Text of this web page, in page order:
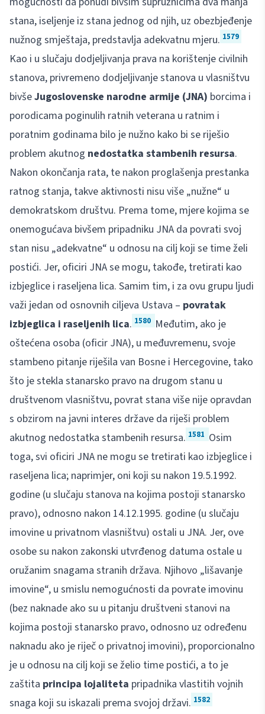
stana, iseljenje iz stana jednog od njih, uz obezbjeđenje
nužnog smještaja, predstavlja adekvatnu mjeru. 1579
Kao i u slučaju dodjeljivanja prava na korištenje civilnih
stanova, privremeno dodjeljivanje stanova u vlasništvu
bivšeJugoslovenske narodne armije (JNA) borcima i
porodicama poginulih ratnih veterana u ratnim i
poratnim godinama bilo je nužno kako bi se riješio
problem akutnog nedostatka stambenih resursa.
Nakon okončanja rata, te nakon proglašenja prestanka
ratnog stanja, takve aktivnosti nisu više „nužne“ u
demokratskom društvu. Prema tome, mjere kojima se
onemogućava bivšem pripadniku JNA da povrati svoj
stan nisu „adekvatne“ u odnosu na cilj koji se time želi
postići. Jer, oficiri JNA se mogu, takođe, tretirati kao
izbjeglice i raseljena lica. Samim tim, i za ovu grupu ljudi
važi jedan od osnovnih ciljeva Ustava – povratak
izbjeglica i raseljenih lica. 1580 Međutim, ako je
oštećena osoba (oficir JNA), u međuvremenu, svoje
stambeno pitanje riješila van Bosne i Hercegovine, tako
što je stekla stanarsko pravo na drugom stanu u
društvenom vlasništvu, povrat stana više nije opravdan
s obzirom na javni interes države da riješi problem
akutnog nedostatka stambenih resursa. 1581 Osim
toga, svi oficiri JNA ne mogu se tretirati kao izbjeglice i
raseljena lica; naprimjer, oni koji su nakon 19.5.1992.
godine (u slučaju stanova na kojima postoji stanarsko
pravo), odnosno nakon 14.12.1995. godine (u slučaju
imovine u privatnom vlasništvu) ostali u JNA. Jer, ove
osobe su nakon zakonski utvrđenog datuma ostale u
oružanim snagama stranih država. Njihovo „lišavanje
imovine“, u smislu nemogućnosti da povrate imovinu
(bez naknade ako su u pitanju društveni stanovi na
kojima postoji stanarsko pravo, odnosno uz određenu
naknadu ako je riječ o privatnoj imovini), proporcionalno
je u odnosu na cilj koji se želio time postići, a to je
zaštita principa lojaliteta pripadnika vlastitih vojnih
snaga koji su iskazali prema svojoj državi. 1582